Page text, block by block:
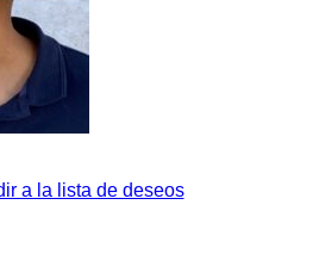
a la lista de deseos